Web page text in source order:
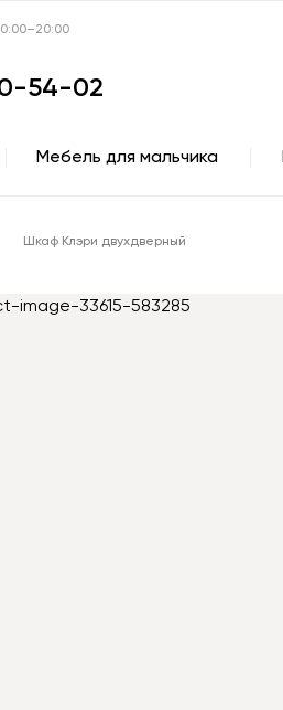
54-02
Мебель для мальчика
Шкаф Клэри двухдверный